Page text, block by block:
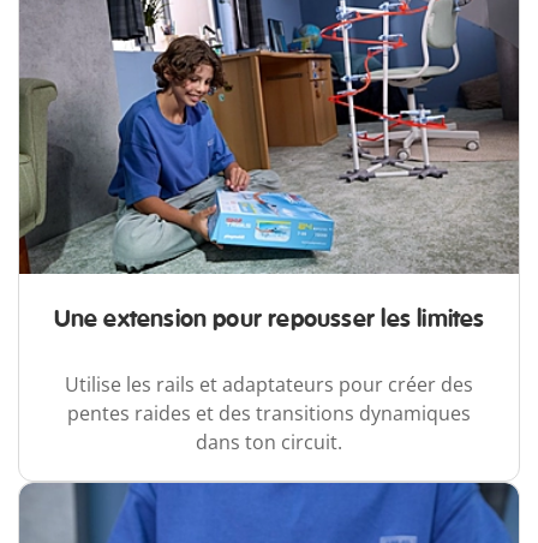
Une extension pour repousser les limites
Utilise les rails et adaptateurs pour créer des
pentes raides et des transitions dynamiques
dans ton circuit.